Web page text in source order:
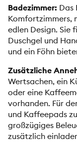
Badezimmer: Das
Komfortzimmers,
edlen Design. Sie
Duschgel und
und ein Föhn
Zusätzliche
Wertsachen, ein
oder eine
vorhanden. Für
und Kaffeepads
großzügiges
zusätzlich